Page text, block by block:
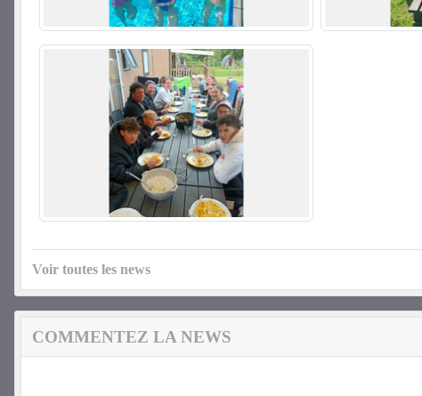
Voir toutes les news
COMMENTEZ LA NEWS